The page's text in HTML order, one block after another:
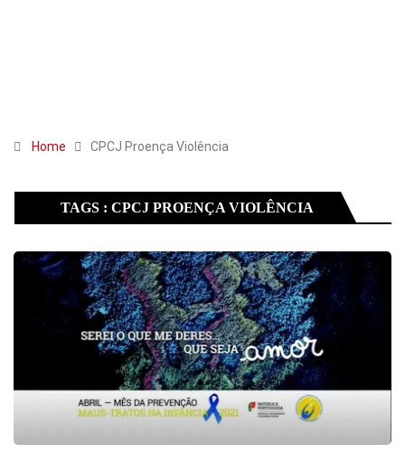
Home CPCJ Proença Violência
TAGS : CPCJ PROENÇA VIOLÊNCIA